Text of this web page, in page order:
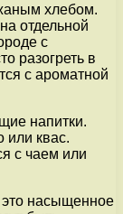
хлебом.
отдельной
с
разогреть в
с ароматной
напитки.
квас.
с чаем или
это насыщенное